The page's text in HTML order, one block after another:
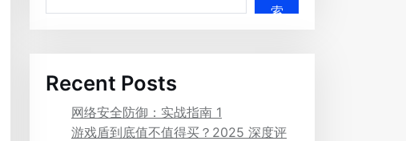
索
Recent Posts
网络安全防御：实战指南 1
游戏盾到底值不值得买？2025 深度评